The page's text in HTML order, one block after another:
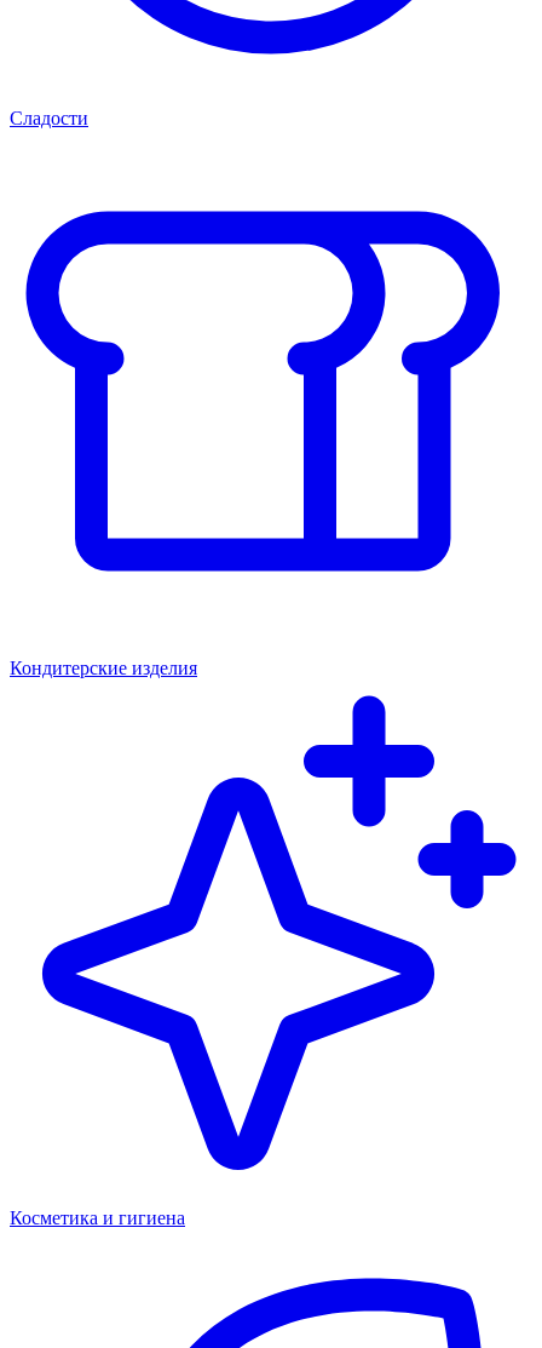
Сладости
Кондитерские изделия
Косметика и гигиена